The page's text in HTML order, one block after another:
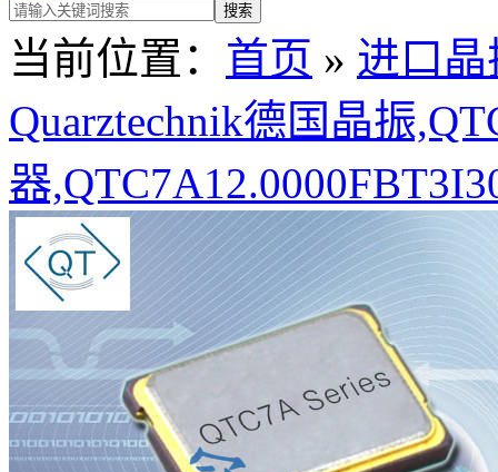
当前位置： 首页 » 进口晶
Quarztechnik德国晶振
器